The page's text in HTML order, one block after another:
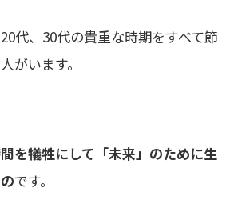
代、30代の貴重な時期をすべて節
がいます。
間を犠牲にして「未来」のために生
です。